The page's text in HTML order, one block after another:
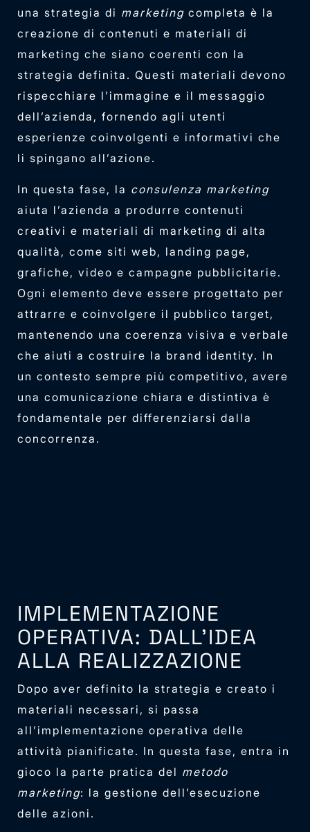
una strategia di marketing completa è la
creazione di contenuti e materiali di
marketing che siano coerenti con la
strategia definita. Questi materiali devono
rispecchiare l’immagine e il messaggio
dell’azienda, fornendo agli utenti
esperienze coinvolgenti e informativi che
li spingano all’azione.
In questa fase, la consulenza marketing
aiuta l’azienda a produrre contenuti
creativi e materiali di marketing di alta
qualità, come siti web, landing page,
grafiche, video e campagne pubblicitarie.
Ogni elemento deve essere progettato per
attrarre e coinvolgere il pubblico target,
mantenendo una coerenza visiva e verbale
che aiuti a costruire la brand identity. In
un contesto sempre più competitivo, avere
una comunicazione chiara e distintiva è
fondamentale per differenziarsi dalla
concorrenza.
IMPLEMENTAZIONE
OPERATIVA: DALL’IDEA
ALLA REALIZZAZIONE
Dopo aver definito la strategia e creato i
materiali necessari, si passa
all’implementazione operativa delle
attività pianificate. In questa fase, entra in
gioco la parte pratica del metodo
marketing: la gestione dell’esecuzione
delle azioni.